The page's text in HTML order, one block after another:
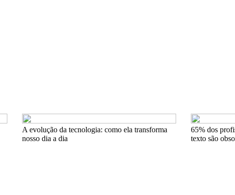
A evolução da tecnologia: como ela transforma
nosso dia a dia
65% dos
texto são